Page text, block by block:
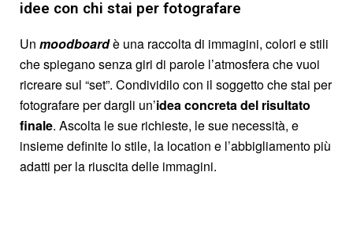
idee con chi stai per fotografare
Un moodboardè una raccolta di immagini, colori e stili
che spiegano senza giri di parole l’atmosfera che vuoi
ricreare sul “set”. Condividilo con il soggetto che stai per
fotografare per dargli un’idea concreta del risultato
finale. Ascolta le sue richieste, le sue necessità, e
insieme definite lo stile, la location e l’abbigliamento più
adatti per la riuscita delle immagini.